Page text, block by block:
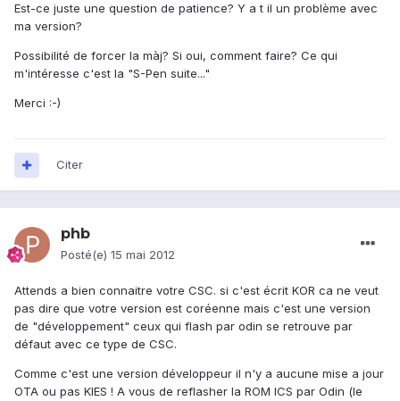
Est-ce juste une question de patience? Y a t il un problème avec
ma version?
Possibilité de forcer la màj? Si oui, comment faire? Ce qui
m'intéresse c'est la "S-Pen suite..."
Merci :-)
Citer
phb
Posté(e) 15 mai 2012
Attends a bien connaitre votre CSC. si c'est écrit KOR ca ne veut
pas dire que votre version est coréenne mais c'est une version
de "développement" ceux qui flash par odin se retrouve par
défaut avec ce type de CSC.
Comme c'est une version développeur il n'y a aucune mise a jour
OTA ou pas KIES ! A vous de reflasher la ROM ICS par Odin (le